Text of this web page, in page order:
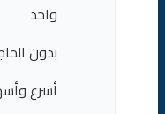
واحد
بدون
أسرع